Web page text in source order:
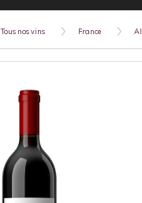
Tous nos vins France